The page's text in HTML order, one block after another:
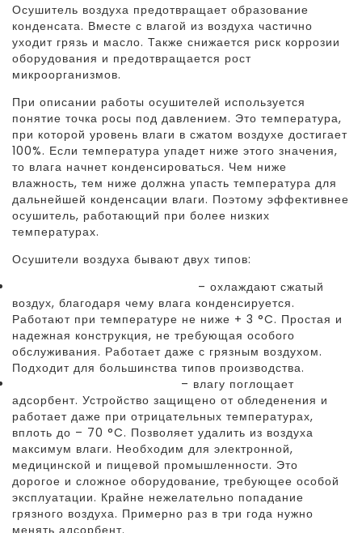
Осушитель воздуха предотвращает образование
конденсата. Вместе с влагой из воздуха частично
уходит грязь и масло. Также снижается риск коррозии
оборудования и предотвращается рост
микроорганизмов.
При описании работы осушителей используется
понятие точка росы под давлением. Это температура,
при которой уровень влаги в сжатом воздухе достигает
100%. Если температура упадет ниже этого значения,
то влага начнет конденсироваться. Чем ниже
влажность, тем ниже должна упасть температура для
дальнейшей конденсации влаги. Поэтому эффективнее
осушитель, работающий при более низких
температурах.
Осушители воздуха бывают двух типов:
– охлаждают сжатый
воздух, благодаря чему влага конденсируется.
Работают при температуре не ниже + 3 °C. Простая и
надежная конструкция, не требующая особого
обслуживания. Работает даже с грязным воздухом.
Подходит для большинства типов производства.
– влагу поглощает
адсорбент. Устройство защищено от обледенения и
работает даже при отрицательных температурах,
вплоть до – 70 °C. Позволяет удалить из воздуха
максимум влаги. Необходим для электронной,
медицинской и пищевой промышленности. Это
дорогое и сложное оборудование, требующее особой
эксплуатации. Крайне нежелательно попадание
грязного воздуха. Примерно раз в три года нужно
менять адсорбент.